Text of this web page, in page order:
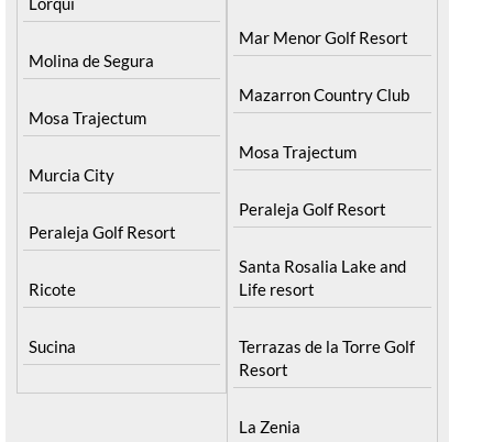
Molina de Segura
Mosa Trajectum
Murcia City
Peraleja Golf Resort
Ricote
Sucina
Mar Menor Golf Resort
Mazarron Country Club
Mosa Trajectum
Peraleja Golf Resort
Santa Rosalia Lake and
Life resort
Terrazas de la Torre Golf
Resort
La Zenia